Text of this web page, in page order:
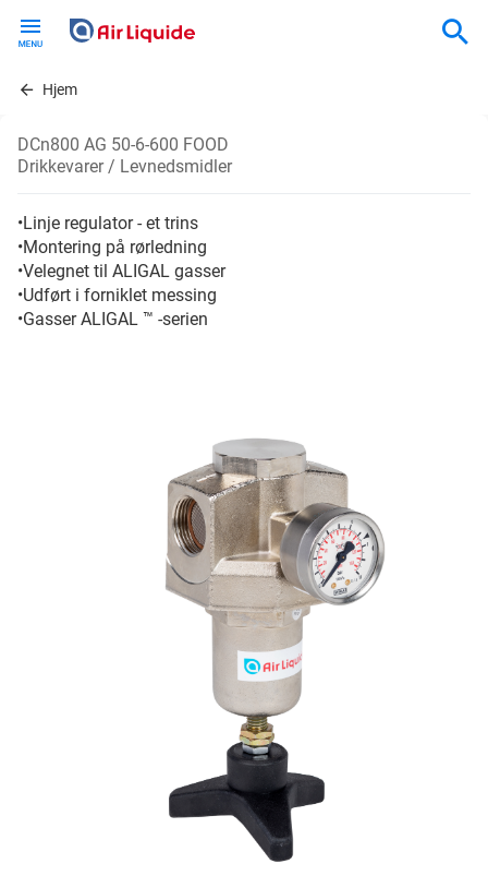
contentHjem
DCn800 AG 50-6-600 FOOD
Drikkevarer / Levnedsmidler
•Linje regulator - et trins
•Montering på rørledning
•Velegnet til ALIGAL gasser
•Udført i forniklet messing
•Gasser ALIGAL ™ -serien